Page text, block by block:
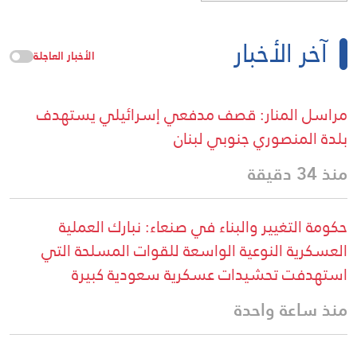
آخر الأخبار الأخبار العاجلة
مراسل المنار: قصف مدفعي إسرائيلي يستهدف
بلدة المنصوري جنوبي لبنان
منذ 34 دقيقة
حكومة التغيير والبناء في صنعاء: نبارك العملية
العسكرية النوعية الواسعة للقوات المسلحة التي
استهدفت تحشيدات عسكرية سعودية كبيرة
منذ ساعة واحدة